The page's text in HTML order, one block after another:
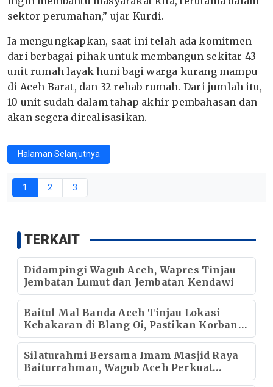
sektor perumahan,” ujar Kurdi.
Ia mengungkapkan, saat ini telah ada komitmen
dari berbagai pihak untuk membangun sekitar 43
unit rumah layak huni bagi warga kurang mampu
di Aceh Barat, dan 32 rehab rumah. Dari jumlah itu,
10 unit sudah dalam tahap akhir pembahasan dan
akan segera direalisasikan.
Halaman Selanjutnya
1 2 3
TERKAIT
Didampingi Wagub Aceh, Wapres Tinjau
Jembatan Lumut dan Jembatan Kendawi
Baitul Mal Banda Aceh Tinjau Lokasi
Kebakaran di Blang Oi, Pastikan Korban
Mendapat Dukungan Kebutuhan Pokok
Silaturahmi Bersama Imam Masjid Raya
Baiturrahman, Wagub Aceh Perkuat
Sinergi dengan Ulama